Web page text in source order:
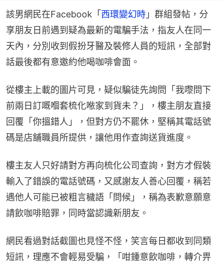
該男網民在Facebook「 西環變幻時 」群組發帖，分
享朋友日前遇到疑為最新的電騙手法，指友人在同一
天內，分別收到假扮牙醫及裝修人員的短訊，全部對
話最後都有意邀約他喝咖啡會面。
從樓主上載的圖片可見，疑似騙徒先詢問「我嚟問下
前兩日訂嘅嗰套梳化𠵱家到貨未？」，樓主朋友直接
回覆「你搵錯人」，但對方仍不罷休，堅稱其電話號
碼是店舖職員所提供，讓他用作查詢送貨進度。
樓主友人只好請對方再向梳化公司查詢，對方才假裝
輸入了錯誤的電話號碼，又感謝友人善心回覆，稱若
遇他人可能已被粗言穢語「問候」，稱為表歉意願意
請飲咖啡賠罪，同時當認識新朋友。
網民看過對話截圖也見怪不怪，笑言每日都收到同類
短訊，理應不會輕易受騙，「咁鍾意飲咖啡，轉介畀